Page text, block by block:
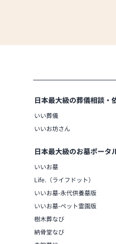
日本最大級の葬儀相談・
いい葬儀
いいお坊さん
日本最大級のお墓ポータ
いいお墓
Life.（ライフドット）
いいお墓-永代供養墓版
いいお墓-ペット霊園版
樹木葬なび
納骨堂なび